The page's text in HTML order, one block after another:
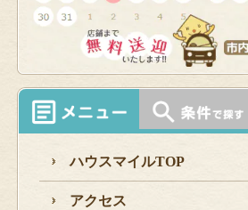
ハウスマイルTOP
アクセス